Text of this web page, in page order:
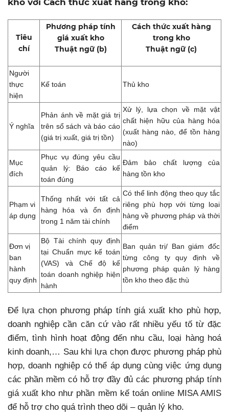
kho với Cách thức xuất hàng trong kho:
Tiêu
chí
Phương pháp tính
giá xuất kho
Thuật ngữ (b)
Cách thức xuất hàng
trong kho
Thuật ngữ (c)
Người
thực
hiện
Kế toán Thủ kho
Ý nghĩa
Phản ánh về mặt giá trị
trên sổ sách và báo cáo
(giá trị xuất, giá trị tồn)
Xử lý, lựa chọn về mặt vật
chất hiện hữu của hàng hóa
(xuất hàng nào, để tồn hàng
nào)
Mục
đích
Phục vụ đúng yêu cầu
quản lý: Báo cáo kế
toán đúng
Đảm bảo chất lượng của
hàng tồn kho
Phạm vi
áp dụng
Thống nhất với tất cả
hàng hóa và ổn định
trong 1 năm tài chính
Có thể linh động theo quy tắc
riêng phù hợp với từng loại
hàng về phương pháp và thời
điểm
Đơn vị
ban
hành
quy định
Bộ Tài chính quy định
tại Chuẩn mực kế toán
(VAS) và Chế độ kế
toán doanh nghiệp hiện
hành
Ban quản trị/ Ban giám đốc
từng công ty quy định về
phương pháp quản lý hàng
tồn kho theo đặc thù
Để lựa chọn phương pháp tính giá xuất kho phù hợp,
doanh nghiệp cần căn cứ vào rất nhiều yếu tố từ đặc
điểm, tình hình hoạt động đến nhu cầu, loại hàng hoá
kinh doanh,… Sau khi lựa chọn được phương pháp phù
hợp, doanh nghiệp có thể áp dụng cùng việc ứng dụng
các phần mềm có hỗ trợ đầy đủ các phương pháp tính
giá xuất kho như phần mềm kế toán online MISA AMIS
để hỗ trợ cho quá trình theo dõi – quản lý kho.